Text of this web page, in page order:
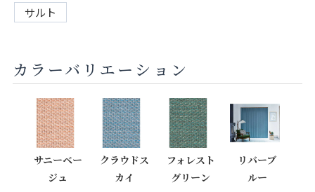
サルト
カラーバリエーション
サニーベー
ジュ
クラウドス
カイ
フォレスト
グリーン
リバーブ
ルー